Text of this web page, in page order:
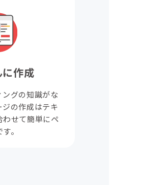
作成
ングの知識がな
ジの作成はテキ
わせて簡単にペ
。